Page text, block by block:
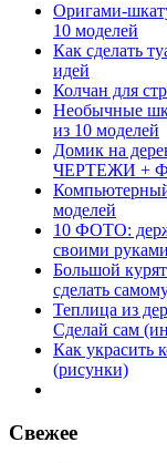
Оригами-
10 моделей
Как сделать
идей
Колчан для
Необычные
из 10 моделей
Домик на
ЧЕРТЕЖИ +
моделей
10 ФОТО:
своими
Большой
сделать
Теплица из
Сделай сам
Как украсить
(рисунки)
Свежее